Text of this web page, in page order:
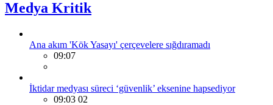
Medya Kritik
Ana akım 'Kök Yasayı' çerçevelere sığdıramadı
09:07
İktidar medyası süreci ‘güvenlik’ eksenine hapsediyor
09:03 02